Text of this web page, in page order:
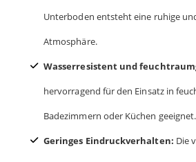
Unterboden entsteht eine ruhige
Atmosphäre.
Wasserresistent und
hervorragend für den Einsatz in
Badezimmern oder Küchen geeignet.
Geringes Eindruckverhalten: Die